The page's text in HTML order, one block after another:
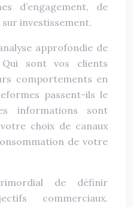
d’engagement, de
investissement.
approfondie de
sont vos clients
comportements en
passent-ils le
informations sont
choix de canaux
de votre
de définir
commerciaux.